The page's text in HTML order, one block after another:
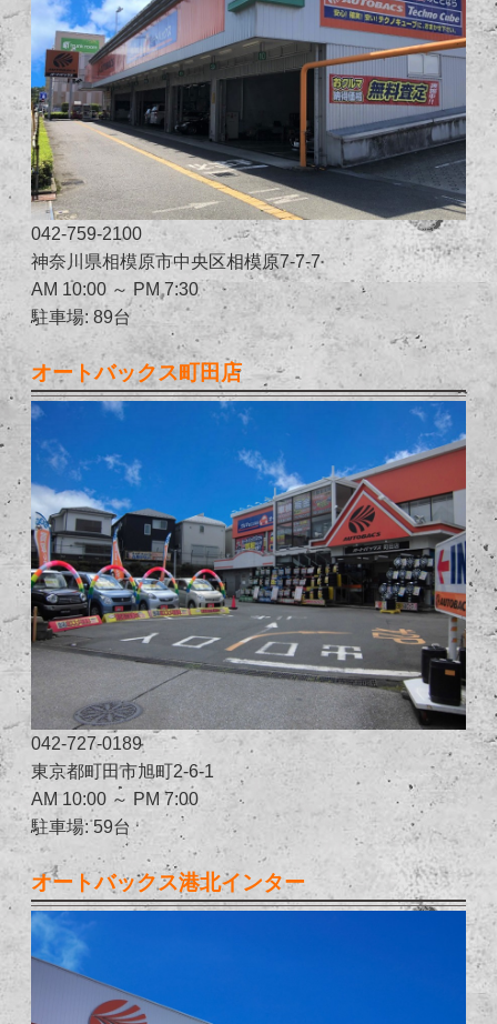
042-759-2100
神奈川県相模原市中央区相模原7-7-7
AM 10:00 ～ PM 7:30
駐車場: 89台
オートバックス町田店
042-727-0189
東京都町田市旭町2-6-1
AM 10:00 ～ PM 7:00
駐車場: 59台
オートバックス港北インター